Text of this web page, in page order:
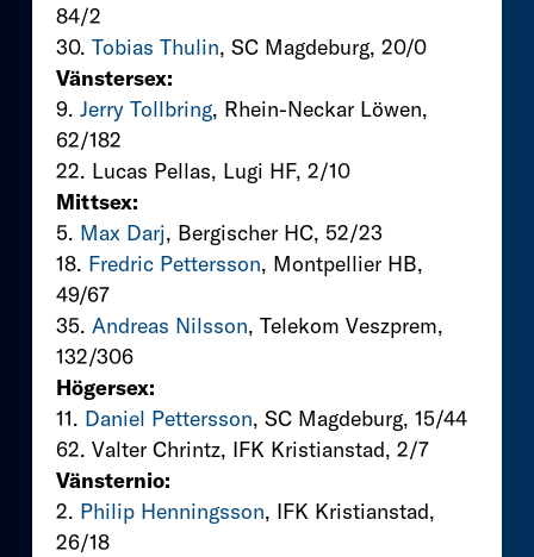
84/2
30. Tobias Thulin, SC Magdeburg, 20/0
Vänstersex:
9. Jerry Tollbring, Rhein-Neckar Löwen,
62/182
22. Lucas Pellas, Lugi HF, 2/10
Mittsex:
5. Max Darj, Bergischer HC, 52/23
18. Fredric Pettersson, Montpellier HB,
49/67
35. Andreas Nilsson, Telekom Veszprem,
132/306
Högersex:
11. Daniel Pettersson, SC Magdeburg, 15/44
62. Valter Chrintz, IFK Kristianstad, 2/7
Vänsternio:
2. Philip Henningsson, IFK Kristianstad,
26/18